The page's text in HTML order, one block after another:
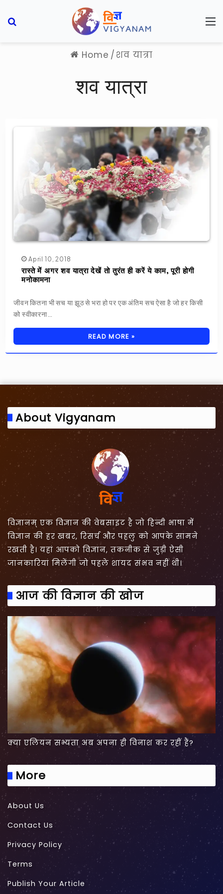
Home / शव यात्रा
शव यात्रा
April 10, 2018
रास्ते में अगर शव यात्रा देखें तो तुरंत ही करें ये काम, पूरी होगी
मनोकामना
जीवन कितना भी सच या झूठ से भरा हो पर एक अंतिम सच ऐसा है जो हर किसी
को स्वीकारना…
READ MORE »
About Vigyanam
विज्ञानम् एक विज्ञान की वेबसाइट है जो हिन्दी भाषा में
विज्ञान की हर खबर, रिसर्च और पहलु को आपके सामने
रखती है। यहां आपको विज्ञान, तकनीक से जुड़ी ऐसी
जानकारियां मिलेंगी जो पहले शायद संभव नहीं थी।
आज की विज्ञान की खोज
क्या एलियन सभ्यता अब अपना ही विनाश कर रहीं हैं?
More
About Us
Contact Us
Privacy Policy
Terms
Publish Your Article